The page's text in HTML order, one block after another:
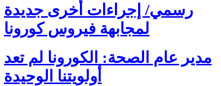
رسمي/ إجراءات أخرى جديدة
لمجابهة فيروس كورونا
مدير عام الصحة: الكورونا لم تعد
أولويتنا الوحيدة